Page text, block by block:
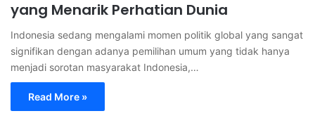
yang Menarik Perhatian Dunia
Indonesia sedang mengalami momen politik global yang sangat
signifikan dengan adanya pemilihan umum yang tidak hanya
menjadi sorotan masyarakat Indonesia,…
Read More »